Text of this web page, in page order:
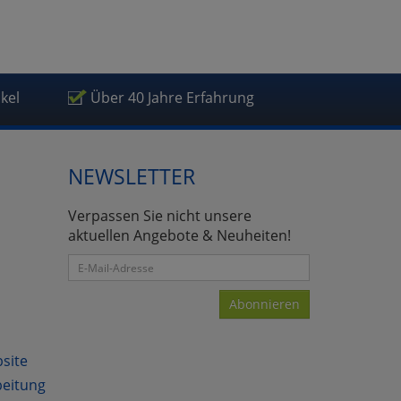
Über 40 Jahre Erfahrung
NEWSLETTER
Verpassen Sie nicht unsere
aktuellen Angebote & Neuheiten!
Abonnieren